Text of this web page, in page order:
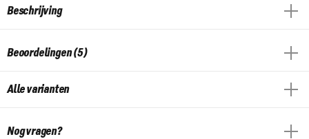
Beschrijving
Beoordelingen (5)
Alle varianten
Nog vragen?